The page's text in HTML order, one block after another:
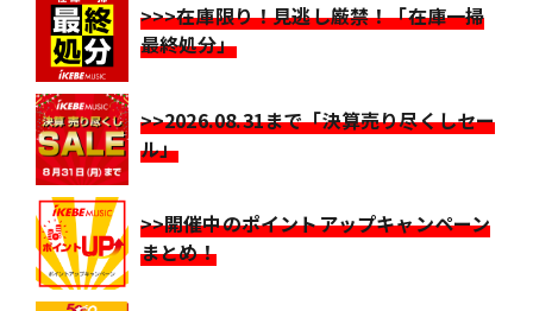
>>>在庫限り！見逃し厳禁！「在庫一掃
最終処分」
>>2026.08.31まで「決算売り尽くしセー
ル」
>>開催中のポイントアップキャンペーン
まとめ！